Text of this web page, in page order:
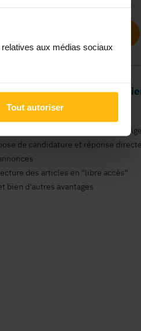
aux médias sociaux
Tout autoriser
avantages comme
consultation des annonces Emploi,
de candidature et réponse
des articles en "libre accès"
bien d'autres avantages